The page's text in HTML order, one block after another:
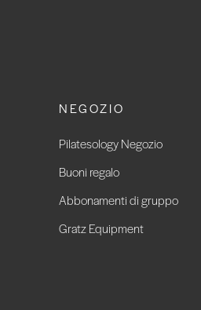
NEGOZIO
Pilatesology Negozio
Buoni regalo
Abbonamenti di gruppo
Gratz Equipment